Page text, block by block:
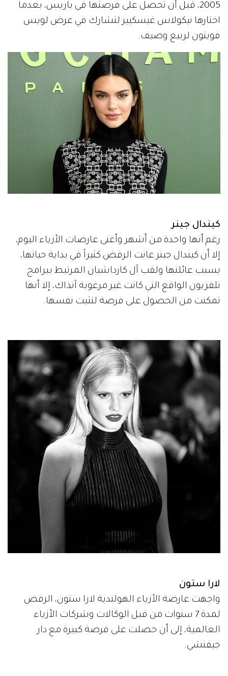
2005، قبل أن تحصل على فرصتها في باريس، بعدما
اختارها نيكولاس غيسكيير لتشارك في عرض لويس
فويتون لربيع وصيف.
كيندال جينر
رغم أنها واحدة من أشهر وأغنى عارضات الأزياء اليوم،
إلا أن كيندال جينر عانت الرفض كثيراً في بداية حياتها،
بسبب عائلتها ولقب آل كارداشيان المرتبط ببرامج
تلفزيون الواقع التي كانت غير مرغوبة آنذاك، إلا أنها
تمكنت من الحصول على فرصة لتثبت نفسها.
لارا ستون
واجهت عارضة الأزياء الهولندية لارا ستون، الرفض
لمدة 7 سنوات من قبل الوكالات وشركات الأزياء
العالمية، إلى أن حصلت على فرصة كبيرة مع دار
جيفنشي.